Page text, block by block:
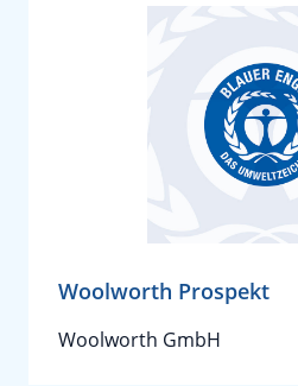
Woolworth Prospekt
Woolworth GmbH